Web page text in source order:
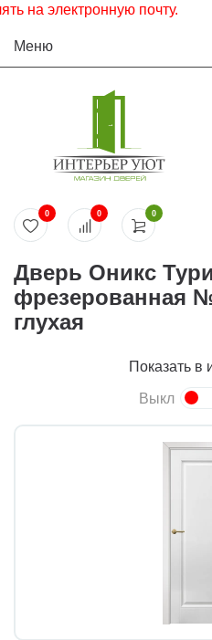
электронную почту.
Меню
0
0 0
Дверь Оникс
фрезерованная
глухая
Показать в
Выкл